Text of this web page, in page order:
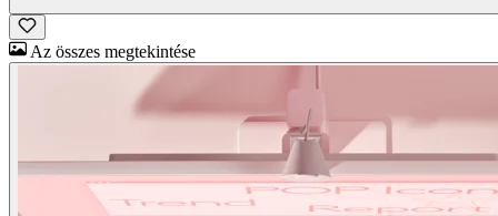
Az összes megtekintése